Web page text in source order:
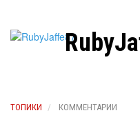
ТОПИКИ КОММЕНТАРИИ